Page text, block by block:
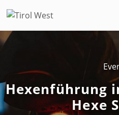
Hexenführung
Hexe